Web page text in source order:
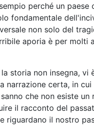
perché un paese
fondamentale
non solo del
aporia è per molti
storia non insegna, vi
narrazione certa, in
che non esiste
il racconto del
riguardano il nostro